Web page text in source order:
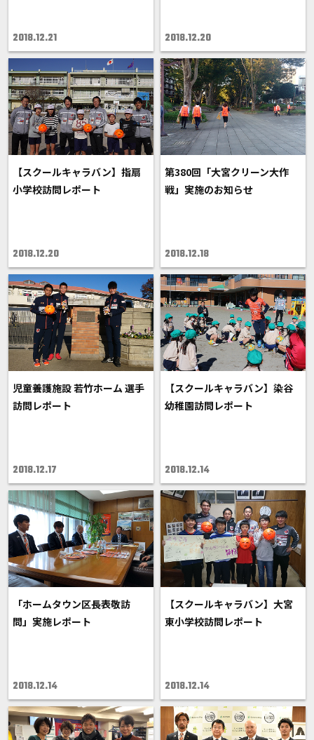
2018.12.21 2018.12.20
【スクールキャラバン】指扇
小学校訪問レポート
2018.12.20
第380回「大宮クリーン大作
戦」実施のお知らせ
2018.12.18
児童養護施設 若竹ホーム 選手
訪問レポート
2018.12.17
【スクールキャラバン】染谷
幼稚園訪問レポート
2018.12.14
「ホームタウン区長表敬訪
問」実施レポート
2018.12.14
【スクールキャラバン】大宮
東小学校訪問レポート
2018.12.14